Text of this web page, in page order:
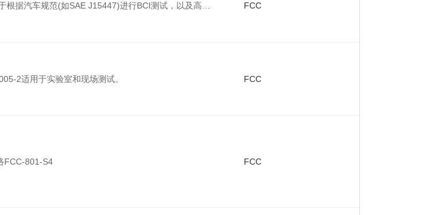
根据汽车规范(如SAE J15447)进行BCI测试，以及高… FCC
2适用于实验室和现场测试。 FCC
FCC-801-S4 FCC